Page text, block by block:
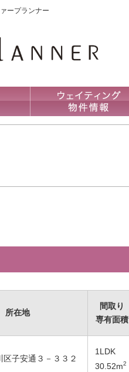
ープランナー
所在地
間取り
専有面積
区子安通３－３３２
1LDK
30.52m2